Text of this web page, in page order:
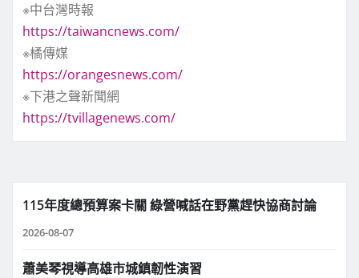
※中台灣時報
https://taiwancnews.com/
※橘傳媒
https://orangesnews.com/
※下港之聲新聞網
https://tvillagenews.com/
115年度總預算案卡關 綠營喊話在野黨趕快協商討論
2026-08-07
蕭美琴視導高雄市城鎮韌性演習